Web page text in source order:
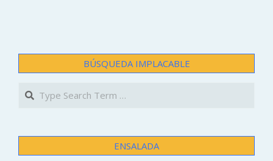
BÚSQUEDA IMPLACABLE
Search
ENSALADA